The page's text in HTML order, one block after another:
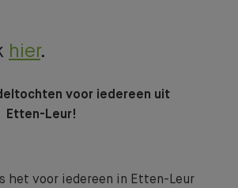
hier.
voor iedereen uit
Etten-Leur!
het voor iedereen in Etten-Leur